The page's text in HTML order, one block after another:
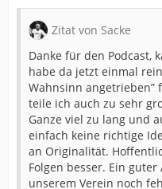
Durch die Aktivierung der
damit einverstanden, dass
Drittplattformen übermittelt
haben wir in unserer
gestellt.
Zitat von Sacke
Danke für den Podcast,
habe da jetzt einmal
Wahnsinn angetrieben”
teile ich auch zu sehr
Ganze viel zu lang und
einfach keine richtige
an Originalität.
Folgen besser. Ein
unserem Verein noch